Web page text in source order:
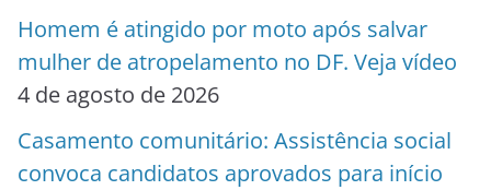
Homem é atingido por moto após salvar
mulher de atropelamento no DF. Veja vídeo
4 de agosto de 2026
Casamento comunitário: Assistência social
convoca candidatos aprovados para início